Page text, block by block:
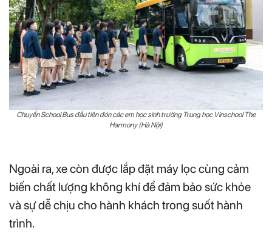
Chuyến School Bus đầu tiên đón các em học sinh trường Trung học Vinschool The
Harmony (Hà Nội)
Ngoài ra, xe còn được lắp đặt máy lọc cùng cảm
biến chất lượng không khí để đảm bảo sức khỏe
và sự dễ chịu cho hành khách trong suốt hành
trình.